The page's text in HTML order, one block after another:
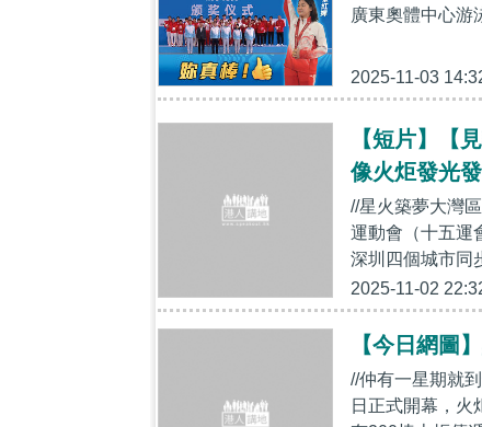
廣東奧體中心游
2025-11-03
【短片】【
像火炬發光
//星火築夢大灣
運動會（十五運
深圳四個城市同
2025-11-02
【今日網圖
//仲有一星期就
日正式開幕，火